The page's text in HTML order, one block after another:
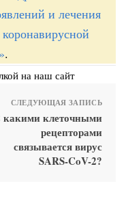
и лечения
.
на наш сайт
СЛЕДУЮЩАЯ ЗАПИСЬ
клеточными
рецепторами
связывается вирус
SARS-CoV-2?